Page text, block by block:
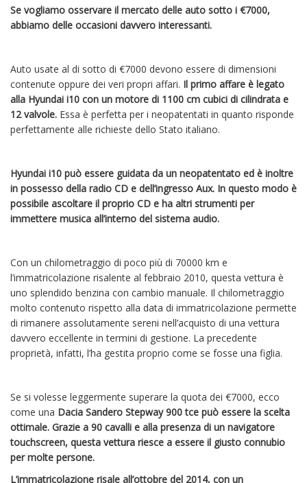
Se vogliamo osservare il mercato delle auto sotto i €7000,
abbiamo delle occasioni davvero interessanti.
Auto usate al di sotto di €7000 devono essere di dimensioni
contenute oppure dei veri propri affari. Il primo affare è legato
alla Hyundai i10 con un motore di 1100 cm cubici di cilindrata e
12 valvole. Essa è perfetta per i neopatentati in quanto risponde
perfettamente alle richieste dello Stato italiano.
Hyundai i10 può essere guidata da un neopatentato ed è inoltre
in possesso della radio CD e dell’ingresso Aux. In questo modo è
possibile ascoltare il proprio CD e ha altri strumenti per
immettere musica all’interno del sistema audio.
Con un chilometraggio di poco più di 70000 km e
l’immatricolazione risalente al febbraio 2010, questa vettura è
uno splendido benzina con cambio manuale. Il chilometraggio
molto contenuto rispetto alla data di immatricolazione permette
di rimanere assolutamente sereni nell’acquisto di una vettura
davvero eccellente in termini di gestione. La precedente
proprietà, infatti, l’ha gestita proprio come se fosse una figlia.
Se si volesse leggermente superare la quota dei €7000, ecco
come una Dacia Sandero Stepway 900 tce può essere la scelta
ottimale. Grazie a 90 cavalli e alla presenza di un navigatore
touchscreen, questa vettura riesce a essere il giusto connubio
per molte persone.
L’immatricolazione risale all’ottobre del 2014, con un